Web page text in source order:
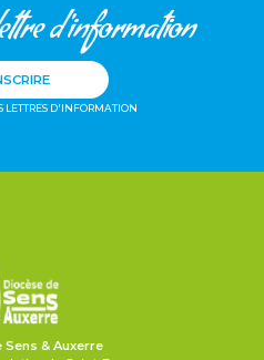
d'information
LETTRES D'INFORMATION
& Auxerre